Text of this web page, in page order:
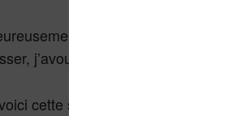
j’ai beaucoup moins lu
j’avoue avoir regardé trop de
cette sélection étrange et